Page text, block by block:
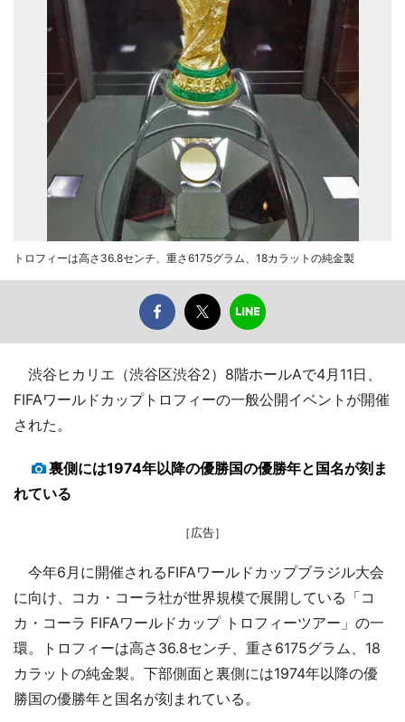
トロフィーは高さ36.8センチ、重さ6175グラム、18カラットの純金製
渋谷ヒカリエ（渋谷区渋谷2）8階ホールAで4月11日、
FIFAワールドカップトロフィーの一般公開イベントが開催
された。
裏側には1974年以降の優勝国の優勝年と国名が刻ま
れている
［広告］
今年6月に開催されるFIFAワールドカップブラジル大会
に向け、コカ・コーラ社が世界規模で展開している「コ
カ・コーラ FIFAワールドカップ トロフィーツアー」の一
環。トロフィーは高さ36.8センチ、重さ6175グラム、18
カラットの純金製。下部側面と裏側には1974年以降の優
勝国の優勝年と国名が刻まれている。